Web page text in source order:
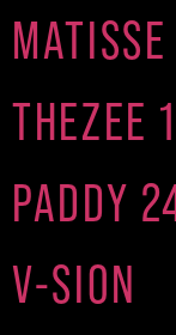
MATISSE
THEZEE
PADDY
V-SION